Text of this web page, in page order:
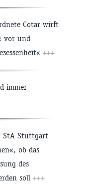
Cotar wirft
vor und
+++
immer
StA Stuttgart
ob das
des
soll +++